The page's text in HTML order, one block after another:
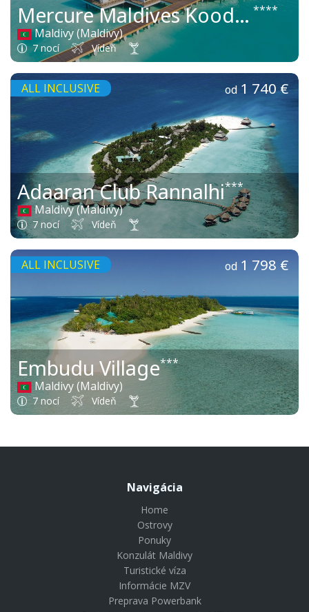
Mercure Maldives Kooddoo Resort ****
Maldivy (Maldivy)
7 nocí Vídeň
ALL INCLUSIVE
Adaaran Club Rannalhi***
Maldivy (Maldivy)
7 nocí Vídeň
od 1 740 €
ALL INCLUSIVE
Embudu Village***
Maldivy (Maldivy)
7 nocí Vídeň
od 1 798 €
Navigácia
Home
Ostrovy
Ponuky
Konzulát Maldivy
Turistické víza
Informácie MZV
Preprava Powerbank